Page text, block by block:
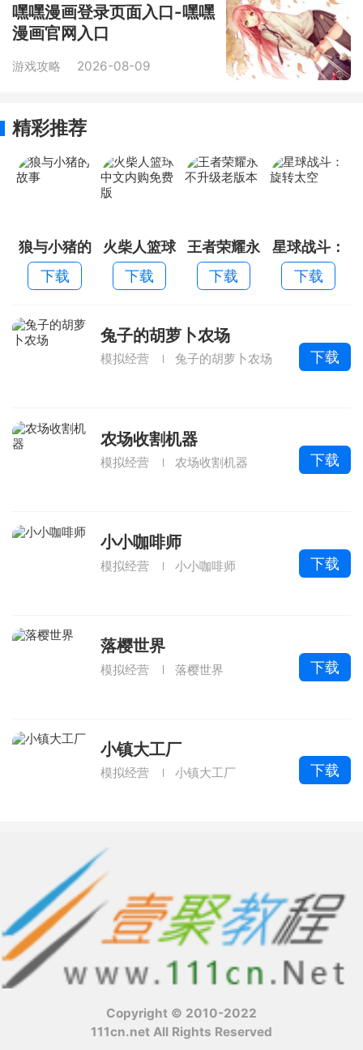
嘿嘿漫画登录页面入口-嘿嘿
漫画官网入口
游戏攻略 2026-08-09
精彩推荐
狼与小猪的
故事
下载
火柴人篮球
中文内购免
费版
下载
王者荣耀永
不升级老版
本
下载
星球战斗：
旋转太空
下载
兔子的胡萝卜农场
模拟经营 兔子的胡萝卜农场 下载
农场收割机器
模拟经营 农场收割机器 下载
小小咖啡师
模拟经营 小小咖啡师 下载
落樱世界
模拟经营 落樱世界 下载
小镇大工厂
模拟经营 小镇大工厂 下载
Copyright © 2010-2022
111cn.net All Rights Reserved